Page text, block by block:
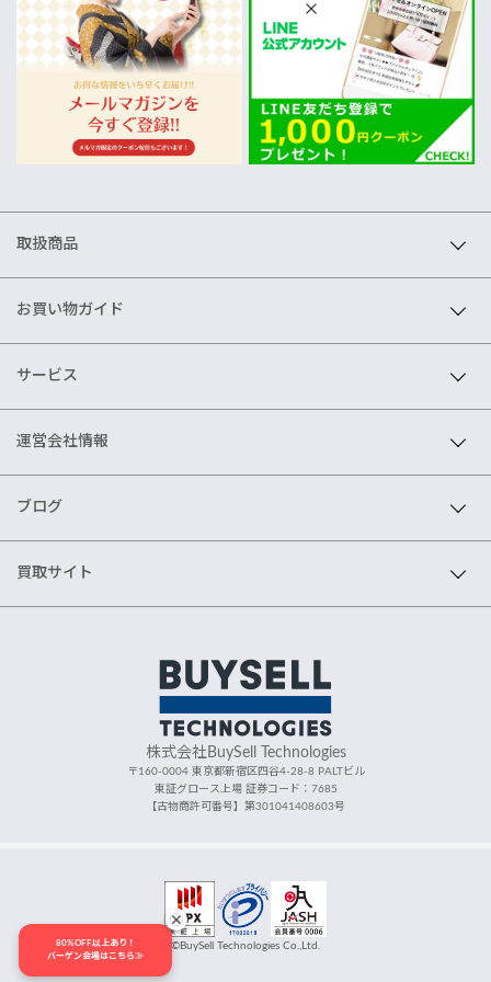
取扱商品
お買い物ガイド
サービス
運営会社情報
ブログ
買取サイト
株式会社BuySell Technologies
〒160-0004 東京都新宿区四谷4-28-8 PALTビル
東証グロース上場 証券コード：7685
【古物商許可番号】第301041408603号
©BuySell Technologies Co.,Ltd.
80%OFF以上あり！
バーゲン会場はこちら≫